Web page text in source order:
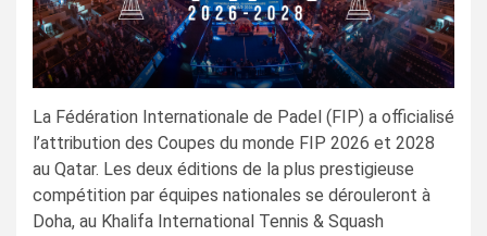
La Fédération Internationale de Padel (FIP) a officialisé
l’attribution des Coupes du monde FIP 2026 et 2028
au Qatar. Les deux éditions de la plus prestigieuse
compétition par équipes nationales se dérouleront à
Doha, au Khalifa International Tennis & Squash